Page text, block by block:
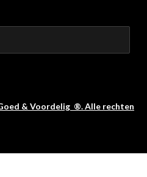
& Voordelig ®. Alle rechten